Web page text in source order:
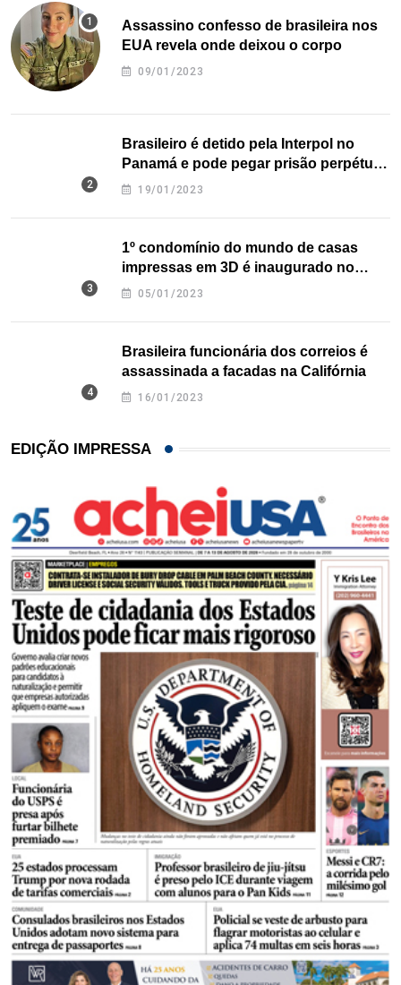
Assassino confesso de brasileira nos
EUA revela onde deixou o corpo
09/01/2023
Brasileiro é detido pela Interpol no
Panamá e pode pegar prisão perpétua
nos EUA
19/01/2023
1º condomínio do mundo de casas
impressas em 3D é inaugurado no
Texas
05/01/2023
Brasileira funcionária dos correios é
assassinada a facadas na Califórnia
16/01/2023
EDIÇÃO IMPRESSA